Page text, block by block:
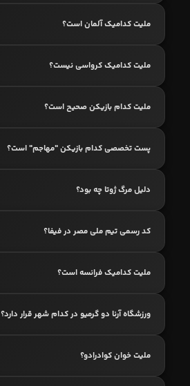
ملیت کدامیک آلمان است؟
ملیت کدامیک کرواسی نیست؟
ملیت کدام بازیکن صحیح است؟
پست تخصصی کدام بازیکن "مهاجم" است؟
دلیل مرگ ژوتا چه بود؟
کد رسمی تیم ملی مصر در فیفا؟
ملیت کدامیک فرانسه است؟
ورزشگاه آرنا دو گرمیو در کدام شهر قرار دارد؟
ملیت خوان کوادرادو؟